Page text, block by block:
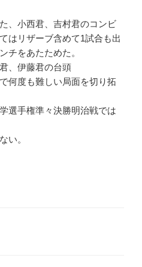
、小西君、吉村君のコンビ
はリザーブ含めて1試合も出
チをあたためた。
、伊藤君の台頭
何度も難しい局面を切り拓
選手権準々決勝明治戦では
い。